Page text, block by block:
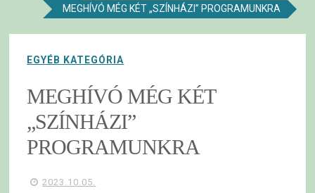
MEGHÍVÓ MÉG KÉT „SZÍNHÁZI” PROGRAMUNKRA
EGYÉB KATEGÓRIA
MEGHÍVÓ MÉG KÉT
„SZÍNHÁZI”
PROGRAMUNKRA
2023.10.05.